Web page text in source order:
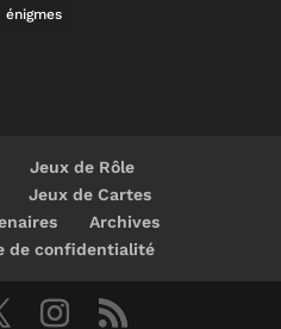
énigmes
Jeux de Rôle
Jeux de Cartes
Archives
de confidentialité